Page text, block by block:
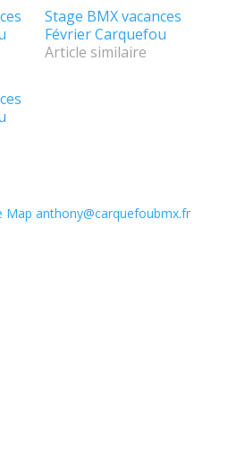
Stage BMX vacances
Février Carquefou
Article similaire
Map anthony@carquefoubmx.fr